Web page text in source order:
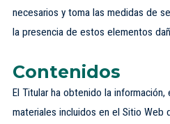
necesarios y toma las medidas de
la presencia de estos elementos
Contenidos
El Titular ha obtenido la
materiales incluidos en el Sitio Web